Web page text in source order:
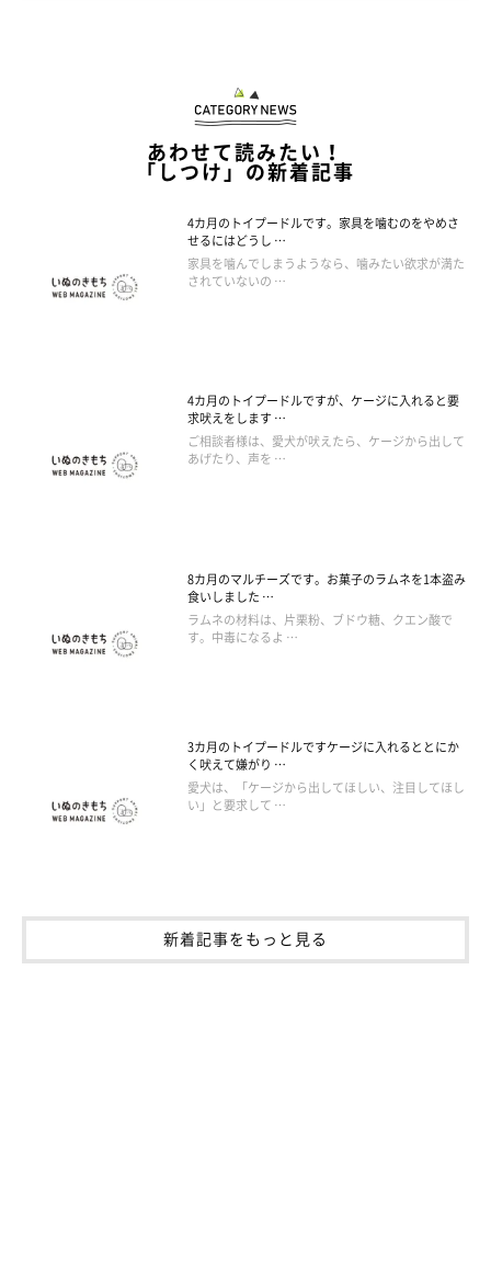
あわせて読みたい！
「しつけ」の新着記事
4カ月のトイプードルです。家具を噛むのをやめさ
せるにはどうし …
家具を噛んでしまうようなら、噛みたい欲求が満た
されていないの …
4カ月のトイプードルですが、ケージに入れると要
求吠えをします …
ご相談者様は、愛犬が吠えたら、ケージから出して
あげたり、声を …
8カ月のマルチーズです。お菓子のラムネを1本盗み
食いしました …
ラムネの材料は、片栗粉、ブドウ糖、クエン酸で
す。中毒になるよ …
3カ月のトイプードルですケージに入れるととにか
く吠えて嫌がり …
愛犬は、「ケージから出してほしい、注目してほし
い」と要求して …
新着記事をもっと見る